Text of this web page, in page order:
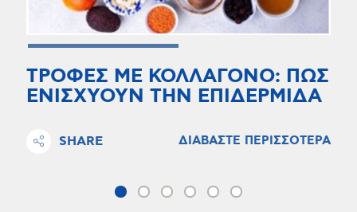
ΤΡΟΦΕΣ ΜΕ ΚΟΛΛΑΓΟΝΟ: ΠΩΣ
ΕΝΙΣΧΥΟΥΝ ΤΗΝ ΕΠΙΔΕΡΜΙΔΑ
SHARE ΔΙΑΒΑΣΤΕ ΠΕΡΙΣΣΟΤΕΡΑ